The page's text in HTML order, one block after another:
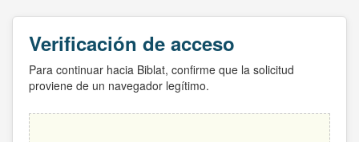
Verificación de acceso
Para continuar hacia Biblat, confirme que la solicitud
proviene de un navegador legítimo.